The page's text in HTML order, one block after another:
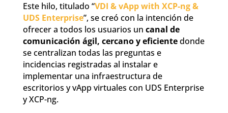
Este hilo, titulado “VDI & vApp with XCP-ng &
UDS Enterprise”, se creó con la intención de
ofrecer a todos los usuarios un canal de
comunicación ágil, cercano y eficientedonde
se centralizan todas las preguntas e
incidencias registradas al instalar e
implementar una infraestructura de
escritorios y vApp virtuales con UDS Enterprise
y XCP-ng.